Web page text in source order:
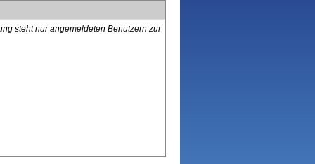
steht nur angemeldeten Benutzern zur